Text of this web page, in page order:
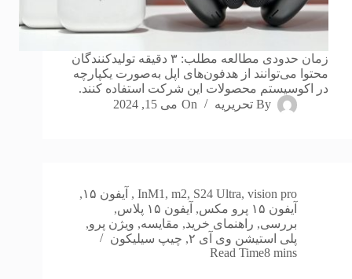
زمان حدودی مطالعه مطلب: ۳ دقیقه تولیدکنندگان
محتوا می‌توانند از هدفون‌های اپل به‌صورت یکپارچه
در اکوسیستم محصولات این شرکت استفاده کنند.
By تحریریه On می 15, 2024
InM1 , m2, S24 Ultra, vision pro
, آیفون ۱۵
,
آیفون ۱۵ پرو مکس
, آیفون ۱۵ پلاس
,
بررسی, راهنمای خرید, مقایسه, ویژن پرو,
پلی استیشن وی آی ۲
, چیپ سیلیکون
Read Time8 mins